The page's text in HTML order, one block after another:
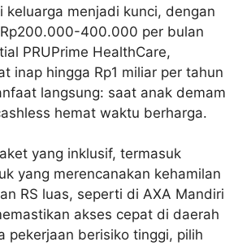
keluarga menjadi kunci, dengan
400.000 per bulan
PRUPrime HealthCare,
inap hingga Rp1 miliar per tahun
langsung: saat anak demam
hemat waktu berharga.
yang inklusif, termasuk
yang merencanakan kehamilan
RS luas, seperti di AXA Mandiri
akses cepat di daerah
pekerjaan berisiko tinggi, pilih